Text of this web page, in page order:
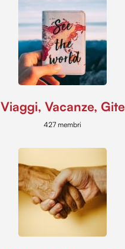
Viaggi, Vacanze, Gite
427 membri